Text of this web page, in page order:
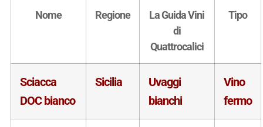
Nome Regione
La Guida Vini
di
Quattrocalici
Tipo
Sciacca
DOC bianco
Sicilia
Uvaggi
bianchi
Vino
fermo